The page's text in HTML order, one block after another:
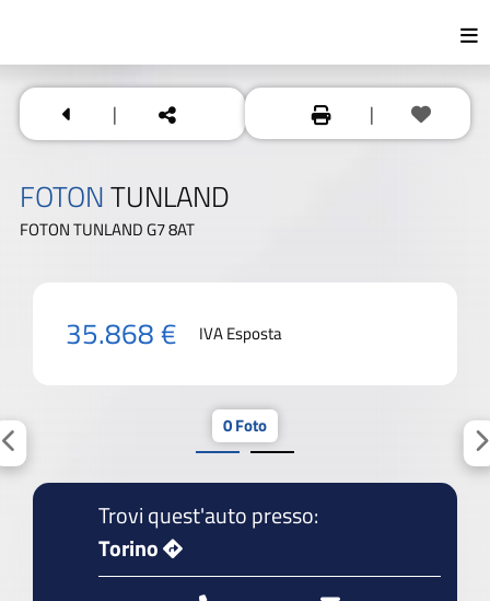
| |
FOTONTUNLAND
FOTON TUNLAND G7 8AT
35.868 € IVA Esposta
0 Foto
Trovi quest'auto presso:
Torino